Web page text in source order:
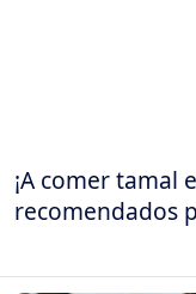
¡A comer tamal
recomendados